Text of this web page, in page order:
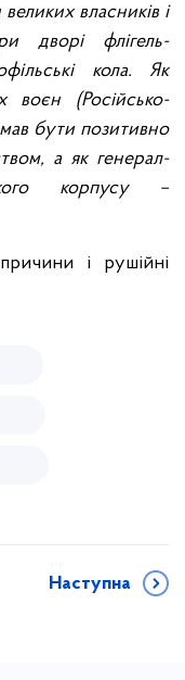
власників і
дворі флігель-
кола. Як
воєн (Російсько-
мав бути позитивно
а як генерал-
корпусу –
і рушійні
Наступна